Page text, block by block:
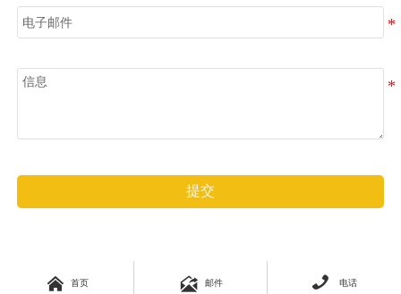
提交
 首页  邮件  电话